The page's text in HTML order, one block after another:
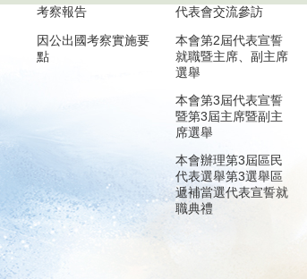
考察報告
因公出國考察實施要
點
代表會交流參訪
本會第2屆代表宣誓
就職暨主席、副主席
選舉
本會第3屆代表宣誓
暨第3屆主席暨副主
席選舉
本會辦理第3屆區民
代表選舉第3選舉區
遞補當選代表宣誓就
職典禮